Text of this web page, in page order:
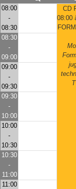
08:00
-
08:30
CD
08:00
08:30
-
09:00
09:00
-
09:30
09:30
-
10:00
10:00
-
10:30
10:30
-
11:00
11:00